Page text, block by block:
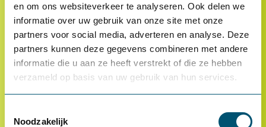
en om ons websiteverkeer te analyseren. Ook delen we
informatie over uw gebruik van onze site met onze
partners voor social media, adverteren en analyse. Deze
partners kunnen deze gegevens combineren met andere
informatie die u aan ze heeft verstrekt of die ze hebben
verzameld op basis van uw gebruik van hun services.
Noodzakelijk
Proefplaatsing
Betalen
Retourneren
OCI-koppeling